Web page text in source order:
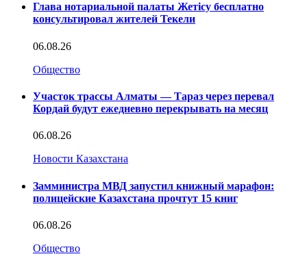
Глава нотариальной палаты Жетісу бесплатно
консультировал жителей Текели
06.08.26
Общество
Участок трассы Алматы — Тараз через перевал
Кордай будут ежедневно перекрывать на месяц
06.08.26
Новости Казахстана
Замминистра МВД запустил книжный марафон:
полицейские Казахстана прочтут 15 книг
06.08.26
Общество